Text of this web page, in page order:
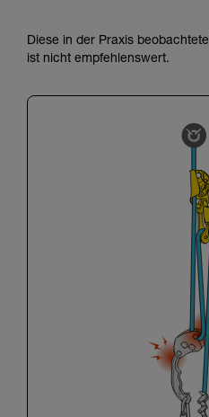
Diese in der Praxis
ist nicht empfehlenswert.